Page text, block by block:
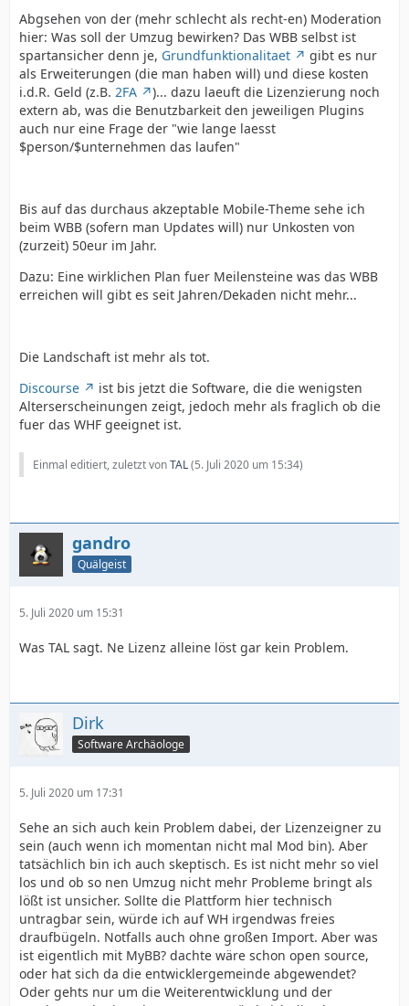
Abgsehen von der (mehr schlecht als recht-en) Moderation
hier: Was soll der Umzug bewirken? Das WBB selbst ist
spartansicher denn je, Grundfunktionalitaet
gibt es nur
als Erweiterungen (die man haben will) und diese kosten
i.d.R. Geld (z.B. 2FA
)... dazu laeuft die Lizenzierung noch
extern ab, was die Benutzbarkeit den jeweiligen Plugins
auch nur eine Frage der "wie lange laesst
$person/$unternehmen das laufen"
Bis auf das durchaus akzeptable Mobile-Theme sehe ich
beim WBB (sofern man Updates will) nur Unkosten von
(zurzeit) 50eur im Jahr.
Dazu: Eine wirklichen Plan fuer Meilensteine was das WBB
erreichen will gibt es seit Jahren/Dekaden nicht mehr...
Die Landschaft ist mehr als tot.
Discourse
ist bis jetzt die Software, die die wenigsten
Alterserscheinungen zeigt, jedoch mehr als fraglich ob die
fuer das WHF geeignet ist.
Einmal editiert, zuletzt vonTAL(5. Juli 2020 um 15:34)
gandro
Quälgeist
5. Juli 2020 um 15:31
Was TAL sagt. Ne Lizenz alleine löst gar kein Problem.
Dirk
Software Archäologe
5. Juli 2020 um 17:31
Sehe an sich auch kein Problem dabei, der Lizenzeigner zu
sein (auch wenn ich momentan nicht mal Mod bin). Aber
tatsächlich bin ich auch skeptisch. Es ist nicht mehr so viel
los und ob so nen Umzug nicht mehr Probleme bringt als
lößt ist unsicher. Sollte die Plattform hier technisch
untragbar sein, würde ich auf WH irgendwas freies
draufbügeln. Notfalls auch ohne großen Import. Aber was
ist eigentlich mit MyBB? dachte wäre schon open source,
oder hat sich da die entwicklergemeinde abgewendet?
Oder gehts nur um die Weiterentwicklung und der